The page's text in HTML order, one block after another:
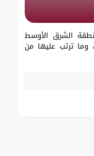
الشرق الأوسط
وما ترتب عليها من